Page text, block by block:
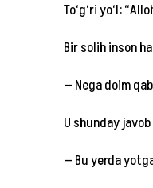
To‘g‘ri yo‘l:
Bir solih inson
— Nega doim
U shunday
— Bu yerda